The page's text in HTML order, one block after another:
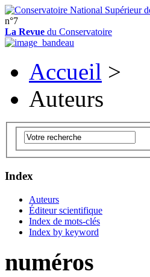
n°7
La Revue du Conservatoire
Accueil >
Auteurs
Index
Auteurs
Éditeur scientifique
Index de mots-clés
Index by keyword
numéros